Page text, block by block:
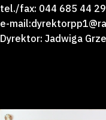
tel./fax: 044 685 44 29
e-
Dyrektor: Jadwiga